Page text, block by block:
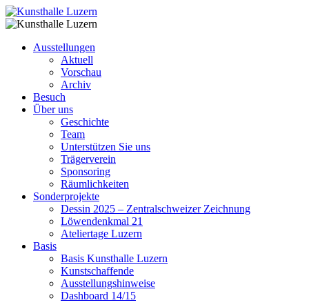
Ausstellungen
Aktuell
Vorschau
Archiv
Besuch
Über uns
Geschichte
Team
Unterstützen Sie uns
Trägerverein
Sponsoring
Räumlichkeiten
Sonderprojekte
Dessin 2025 – Zentralschweizer Zeichnung
Löwendenkmal 21
Ateliertage Luzern
Basis
Basis Kunsthalle Luzern
Kunstschaffende
Ausstellungshinweise
Dashboard 14/15